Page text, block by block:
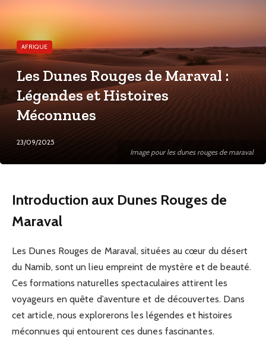
Image pour les dunes rouges de maraval
AFRIQUE
Les Dunes Rouges de Maraval :
Légendes et Histoires
Méconnues
23/09/2025
Introduction aux Dunes Rouges de
Maraval
Les Dunes Rouges de Maraval, situées au cœur du désert
du Namib, sont un lieu empreint de mystère et de beauté.
Ces formations naturelles spectaculaires attirent les
voyageurs en quête d’aventure et de découvertes. Dans
cet article, nous explorerons les légendes et histoires
méconnues qui entourent ces dunes fascinantes.